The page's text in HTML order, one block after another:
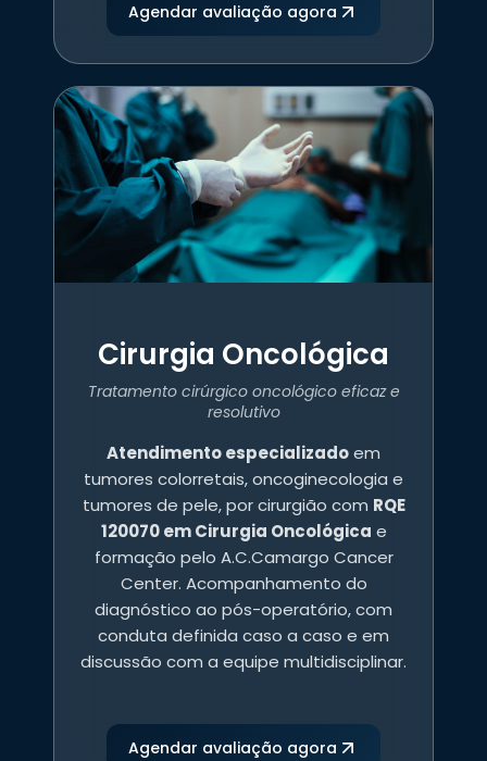
Agendar avaliação agora
Cirurgia Oncológica
Tratamento cirúrgico oncológico eficaz e
resolutivo
Atendimento especializadoem
tumores colorretais, oncoginecologia e
tumores de pele, por cirurgião com RQE
120070 em Cirurgia Oncológica e
formação pelo A.C.Camargo Cancer
Center. Acompanhamento do
diagnóstico ao pós-operatório, com
conduta definida caso a caso e em
discussão com a equipe multidisciplinar.
Agendar avaliação agora